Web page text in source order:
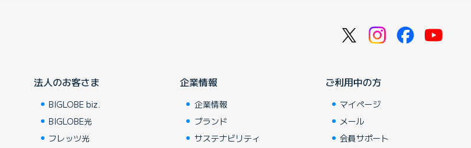
法人のお客さま
BIGLOBE biz.
BIGLOBE光
フレッツ光
企業情報
企業情報
ブランド
サステナビリティ
ご利用中の方
マイページ
メール
会員サポート